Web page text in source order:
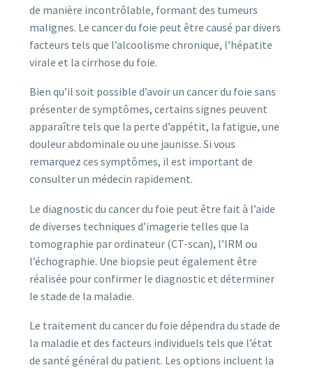
de manière incontrôlable, formant des tumeurs
malignes. Le cancer du foie peut être causé par divers
facteurs tels que l’alcoolisme chronique, l’hépatite
virale et la cirrhose du foie.
Bien qu’il soit possible d’avoir un cancer du foie sans
présenter de symptômes, certains signes peuvent
apparaître tels que la perte d’appétit, la fatigue, une
douleur abdominale ou une jaunisse. Si vous
remarquez ces symptômes, il est important de
consulter un médecin rapidement.
Le diagnostic du cancer du foie peut être fait à l’aide
de diverses techniques d’imagerie telles que la
tomographie par ordinateur (CT-scan), l’IRM ou
l’échographie. Une biopsie peut également être
réalisée pour confirmer le diagnostic et déterminer
le stade de la maladie.
Le traitement du cancer du foie dépendra du stade de
la maladie et des facteurs individuels tels que l’état
de santé général du patient. Les options incluent la